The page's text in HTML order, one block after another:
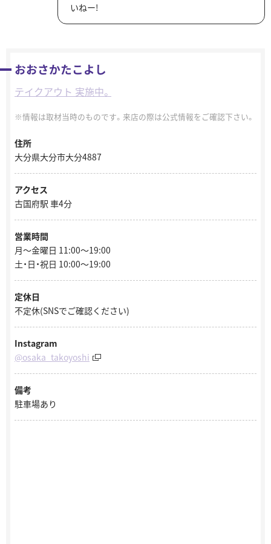
いねー!
おおさかたこよし
テイクアウト 実施中。
情報は取材当時のものです。来店の際は公式情報をご確認下さい。
住所
大分県大分市大分4887
アクセス
古国府駅 車4分
営業時間
月～金曜日 11:00～19:00
土・日・祝日 10:00～19:00
定休日
不定休(SNSでご確認ください)
Instagram
@osaka_takoyoshi
備考
駐車場あり